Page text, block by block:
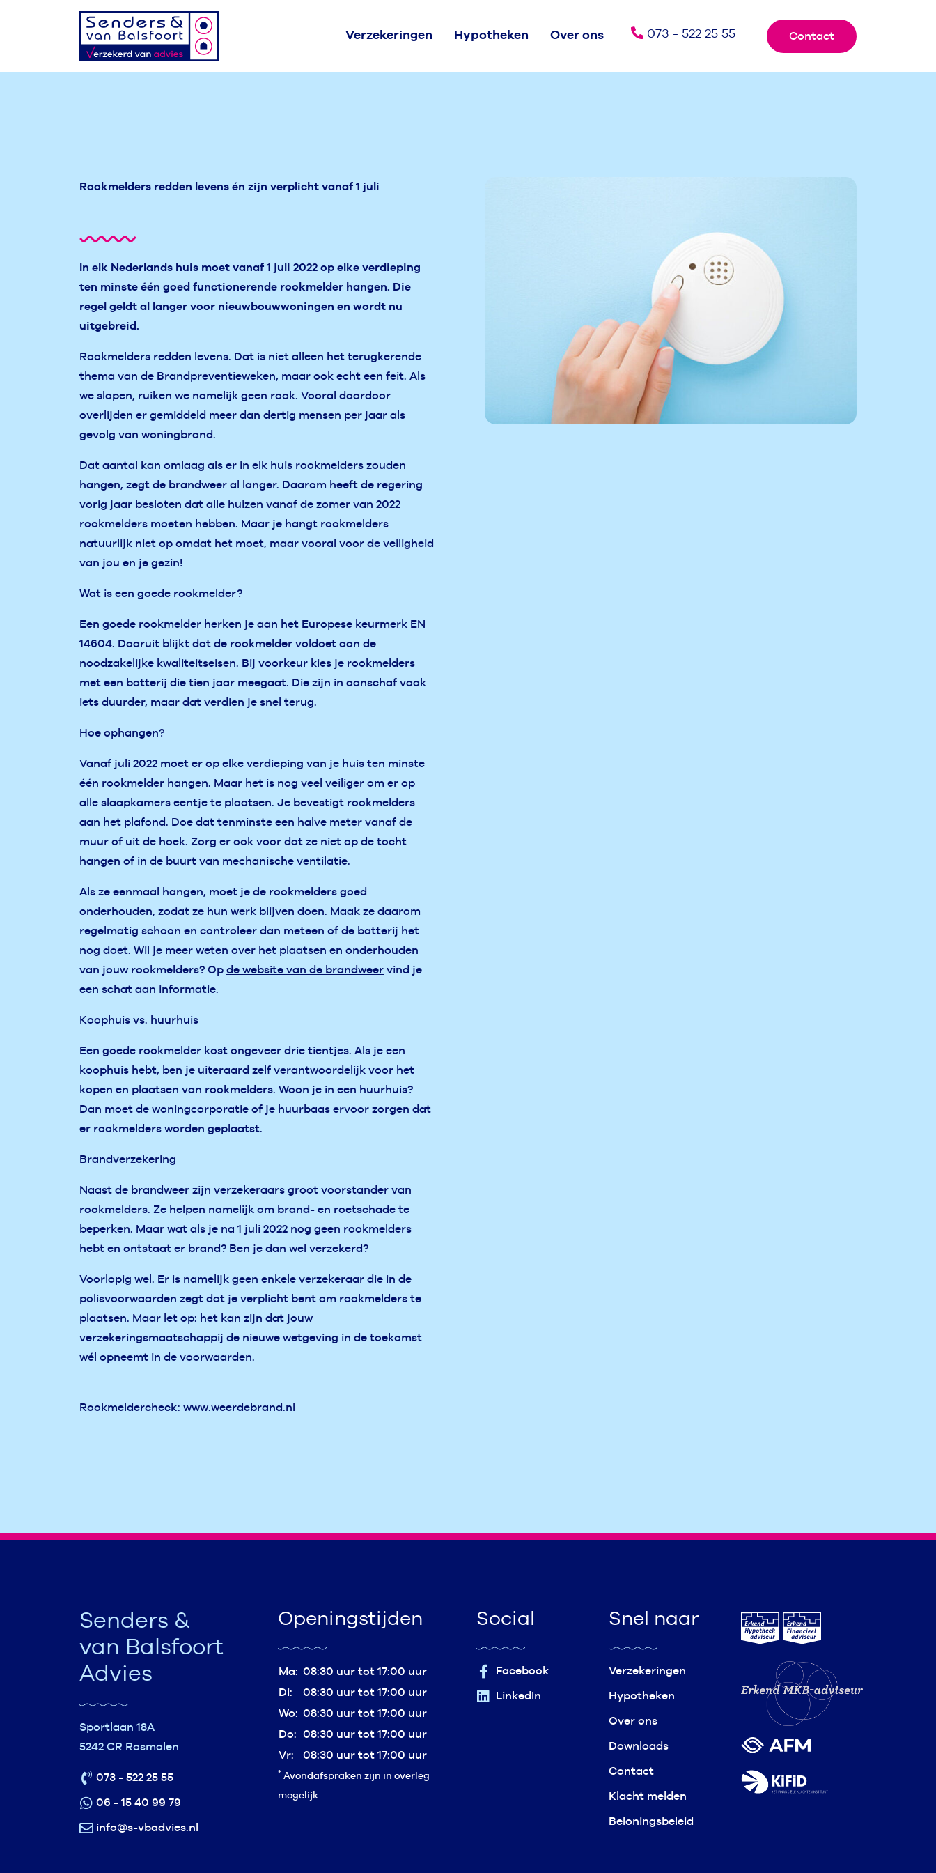
Verzekeringen Hypotheken Over ons 073 - 522 25 55 Contact
Rookmelders redden levens én zijn verplicht vanaf 1 juli
In elk Nederlands huis moet vanaf 1 juli 2022 op elke verdieping
ten minste één goed functionerende rookmelder hangen. Die
regel geldt al langer voor nieuwbouwwoningen en wordt nu
uitgebreid.
Rookmelders redden levens. Dat is niet alleen het terugkerende
thema van de Brandpreventieweken, maar ook echt een feit. Als
we slapen, ruiken we namelijk geen rook. Vooral daardoor
overlijden er gemiddeld meer dan dertig mensen per jaar als
gevolg van woningbrand.
Dat aantal kan omlaag als er in elk huis rookmelders zouden
hangen, zegt de brandweer al langer. Daarom heeft de regering
vorig jaar besloten dat alle huizen vanaf de zomer van 2022
rookmelders moeten hebben. Maar je hangt rookmelders
natuurlijk niet op omdat het moet, maar vooral voor de veiligheid
van jou en je gezin!
Wat is een goede rookmelder?
Een goede rookmelder herken je aan het Europese keurmerk EN
14604. Daaruit blijkt dat de rookmelder voldoet aan de
noodzakelijke kwaliteitseisen. Bij voorkeur kies je rookmelders
met een batterij die tien jaar meegaat. Die zijn in aanschaf vaak
iets duurder, maar dat verdien je snel terug.
Hoe ophangen?
Vanaf juli 2022 moet er op elke verdieping van je huis ten minste
één rookmelder hangen. Maar het is nog veel veiliger om er op
alle slaapkamers eentje te plaatsen. Je bevestigt rookmelders
aan het plafond. Doe dat tenminste een halve meter vanaf de
muur of uit de hoek. Zorg er ook voor dat ze niet op de tocht
hangen of in de buurt van mechanische ventilatie.
Als ze eenmaal hangen, moet je de rookmelders goed
onderhouden, zodat ze hun werk blijven doen. Maak ze daarom
regelmatig schoon en controleer dan meteen of de batterij het
nog doet. Wil je meer weten over het plaatsen en onderhouden
van jouw rookmelders? Op de website van de brandweer vind je
een schat aan informatie.
Koophuis vs. huurhuis
Een goede rookmelder kost ongeveer drie tientjes. Als je een
koophuis hebt, ben je uiteraard zelf verantwoordelijk voor het
kopen en plaatsen van rookmelders. Woon je in een huurhuis?
Dan moet de woningcorporatie of je huurbaas ervoor zorgen dat
er rookmelders worden geplaatst.
Brandverzekering
Naast de brandweer zijn verzekeraars groot voorstander van
rookmelders. Ze helpen namelijk om brand- en roetschade te
beperken. Maar wat als je na 1 juli 2022 nog geen rookmelders
hebt en ontstaat er brand? Ben je dan wel verzekerd?
Voorlopig wel. Er is namelijk geen enkele verzekeraar die in de
polisvoorwaarden zegt dat je verplicht bent om rookmelders te
plaatsen. Maar let op: het kan zijn dat jouw
verzekeringsmaatschappij de nieuwe wetgeving in de toekomst
wél opneemt in de voorwaarden.
Rookmeldercheck: www.weerdebrand.nl
Senders &
van Balsfoort
Advies
Sportlaan 18A
5242 CR Rosmalen
073 - 522 25 55
06 - 15 40 99 79
info@s-vbadvies.nl
Openingstijden
Ma: 08:30 uur tot 17:00 uur
Di:
08:30 uur tot 17:00 uur
Wo: 08:30 uur tot 17:00 uur
Do: 08:30 uur tot 17:00 uur
Vr:
08:30 uur tot 17:00 uur
* Avondafspraken zijn in overleg
mogelijk
Social
Facebook
LinkedIn
Snel naar
Verzekeringen
Hypotheken
Over ons
Downloads
Contact
Klacht melden
Beloningsbeleid